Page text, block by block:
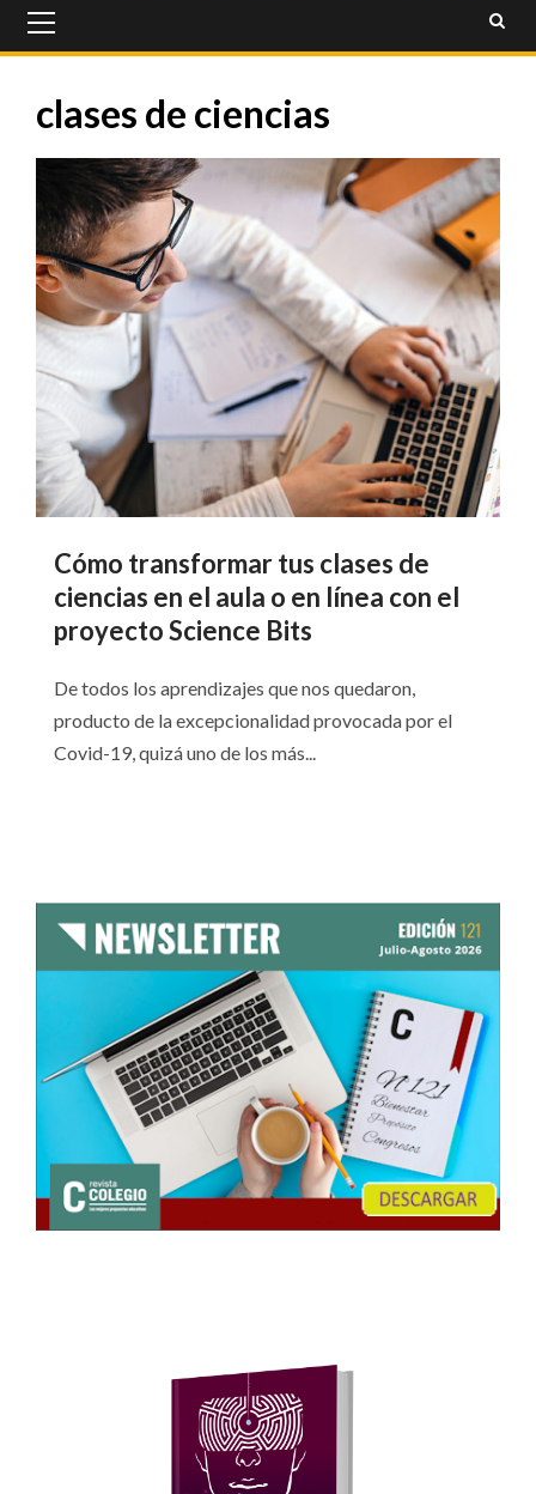
Menu
clases de ciencias
Cómo transformar tus clases de
ciencias en el aula o en línea con el
proyecto Science Bits
De todos los aprendizajes que nos quedaron,
producto de la excepcionalidad provocada por el
Covid-19, quizá uno de los más...